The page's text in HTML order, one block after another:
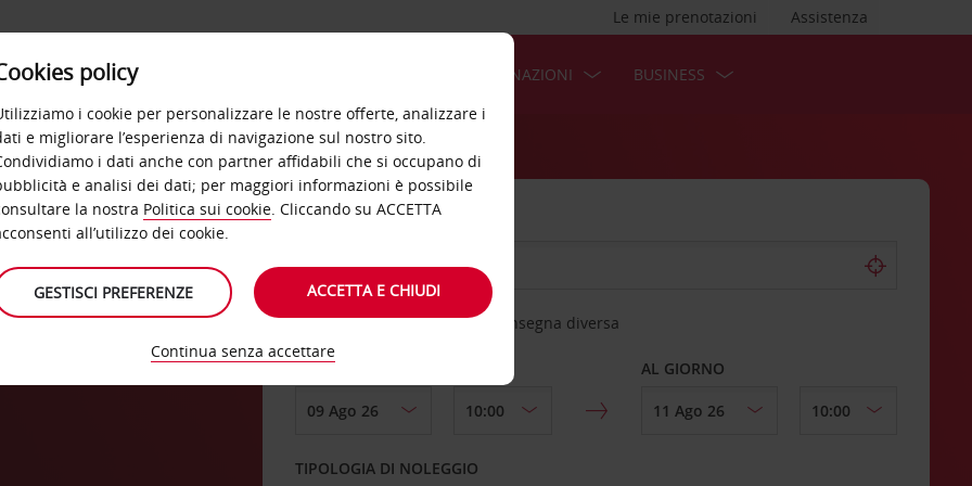
Assistenza
Le mie prenotazioni
OFFERTE DESTINAZIONI BUSINESS
Scegli una località di riconsegna diversa
DAL GIORNO AL GIORNO
TIPOLOGIA DI NOLEGGIO
policy
i cookie per personalizzare le nostre offerte, analizzare i
e migliorare l’esperienza di navigazione sul nostro sito.
i dati anche con partner affidabili che si occupano di
e analisi dei dati; per maggiori informazioni è possibile
la nostra Politica sui cookie. Cliccando su ACCETTA
all’utilizzo dei cookie.
GESTISCI PREFERENZE ACCETTA E CHIUDI
Continua senza accettare